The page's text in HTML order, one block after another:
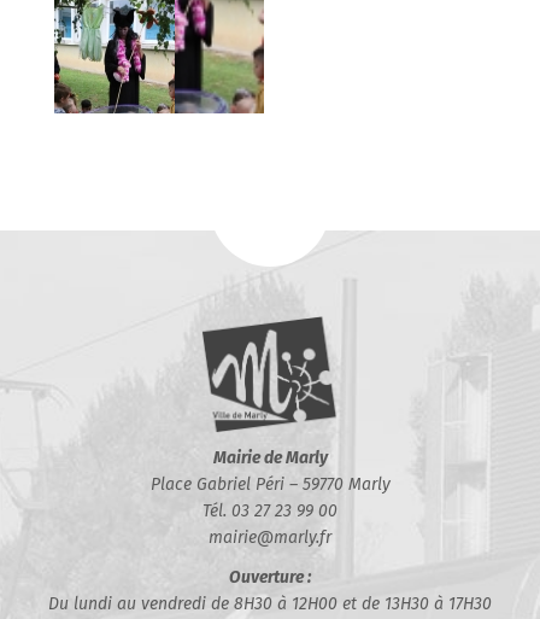
Mairie de Marly
Place Gabriel Péri – 59770 Marly
Tél. 03 27 23 99 00
mairie@marly.fr
Ouverture :
Du lundi au vendredi de 8H30 à 12H00 et de 13H30 à 17H30